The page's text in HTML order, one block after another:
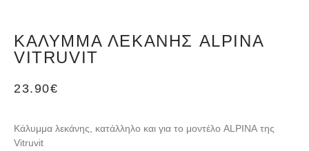
ΚΆΛΥΜΜΑ ΛΕΚΆΝΗΣ ALPINA
VITRUVIT
23.90€
Κάλυμμα λεκάνης, κατάλληλο και για το μοντέλο ALPINA της
Vitruvit